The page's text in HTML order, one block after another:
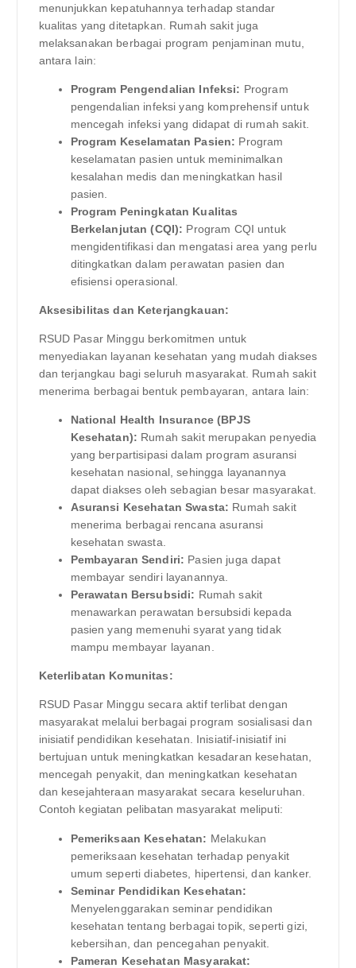
menunjukkan kepatuhannya terhadap standar
kualitas yang ditetapkan. Rumah sakit juga
melaksanakan berbagai program penjaminan mutu,
antara lain:
Program Pengendalian Infeksi: Program
pengendalian infeksi yang komprehensif untuk
mencegah infeksi yang didapat di rumah sakit.
Program Keselamatan Pasien: Program
keselamatan pasien untuk meminimalkan
kesalahan medis dan meningkatkan hasil
pasien.
Program Peningkatan Kualitas
Berkelanjutan (CQI): Program CQI untuk
mengidentifikasi dan mengatasi area yang perlu
ditingkatkan dalam perawatan pasien dan
efisiensi operasional.
Aksesibilitas dan Keterjangkauan:
RSUD Pasar Minggu berkomitmen untuk
menyediakan layanan kesehatan yang mudah diakses
dan terjangkau bagi seluruh masyarakat. Rumah sakit
menerima berbagai bentuk pembayaran, antara lain:
National Health Insurance (BPJS
Kesehatan): Rumah sakit merupakan penyedia
yang berpartisipasi dalam program asuransi
kesehatan nasional, sehingga layanannya
dapat diakses oleh sebagian besar masyarakat.
Asuransi Kesehatan Swasta: Rumah sakit
menerima berbagai rencana asuransi
kesehatan swasta.
Pembayaran Sendiri: Pasien juga dapat
membayar sendiri layanannya.
Perawatan Bersubsidi: Rumah sakit
menawarkan perawatan bersubsidi kepada
pasien yang memenuhi syarat yang tidak
mampu membayar layanan.
Keterlibatan Komunitas:
RSUD Pasar Minggu secara aktif terlibat dengan
masyarakat melalui berbagai program sosialisasi dan
inisiatif pendidikan kesehatan. Inisiatif-inisiatif ini
bertujuan untuk meningkatkan kesadaran kesehatan,
mencegah penyakit, dan meningkatkan kesehatan
dan kesejahteraan masyarakat secara keseluruhan.
Contoh kegiatan pelibatan masyarakat meliputi:
Pemeriksaan Kesehatan: Melakukan
pemeriksaan kesehatan terhadap penyakit
umum seperti diabetes, hipertensi, dan kanker.
Seminar Pendidikan Kesehatan:
Menyelenggarakan seminar pendidikan
kesehatan tentang berbagai topik, seperti gizi,
kebersihan, dan pencegahan penyakit.
Pameran Kesehatan Masyarakat: